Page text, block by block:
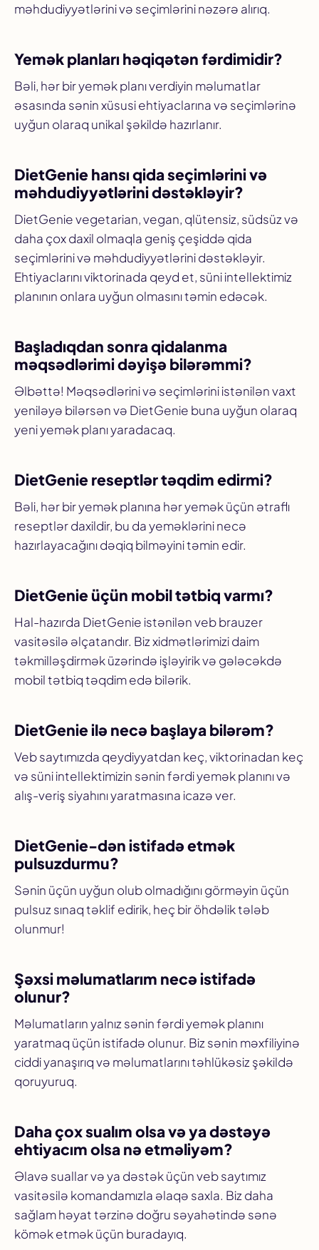
məhdudiyyətlərini və seçimlərini nəzərə alırıq.
Yemək planları həqiqətən fərdimidir?
Bəli, hər bir yemək planı verdiyin məlumatlar
əsasında sənin xüsusi ehtiyaclarına və seçimlərinə
uyğun olaraq unikal şəkildə hazırlanır.
DietGenie hansı qida seçimlərini və
məhdudiyyətlərini dəstəkləyir?
DietGenie vegetarian, vegan, qlütensiz, südsüz və
daha çox daxil olmaqla geniş çeşiddə qida
seçimlərini və məhdudiyyətlərini dəstəkləyir.
Ehtiyaclarını viktorinada qeyd et, süni intellektimiz
planının onlara uyğun olmasını təmin edəcək.
Başladıqdan sonra qidalanma
məqsədlərimi dəyişə bilərəmmi?
Əlbəttə! Məqsədlərini və seçimlərini istənilən vaxt
yeniləyə bilərsən və DietGenie buna uyğun olaraq
yeni yemək planı yaradacaq.
DietGenie reseptlər təqdim edirmi?
Bəli, hər bir yemək planına hər yemək üçün ətraflı
reseptlər daxildir, bu da yeməklərini necə
hazırlayacağını dəqiq bilməyini təmin edir.
DietGenie üçün mobil tətbiq varmı?
Hal-hazırda DietGenie istənilən veb brauzer
vasitəsilə əlçatandır. Biz xidmətlərimizi daim
təkmilləşdirmək üzərində işləyirik və gələcəkdə
mobil tətbiq təqdim edə bilərik.
DietGenie ilə necə başlaya bilərəm?
Veb saytımızda qeydiyyatdan keç, viktorinadan keç
və süni intellektimizin sənin fərdi yemək planını və
alış-veriş siyahını yaratmasına icazə ver.
DietGenie-dən istifadə etmək
pulsuzdurmu?
Sənin üçün uyğun olub olmadığını görməyin üçün
pulsuz sınaq təklif edirik, heç bir öhdəlik tələb
olunmur!
Şəxsi məlumatlarım necə istifadə
olunur?
Məlumatların yalnız sənin fərdi yemək planını
yaratmaq üçün istifadə olunur. Biz sənin məxfiliyinə
ciddi yanaşırıq və məlumatlarını təhlükəsiz şəkildə
qoruyuruq.
Daha çox sualım olsa və ya dəstəyə
ehtiyacım olsa nə etməliyəm?
Əlavə suallar və ya dəstək üçün veb saytımız
vasitəsilə komandamızla əlaqə saxla. Biz daha
sağlam həyat tərzinə doğru səyahətində sənə
kömək etmək üçün buradayıq.